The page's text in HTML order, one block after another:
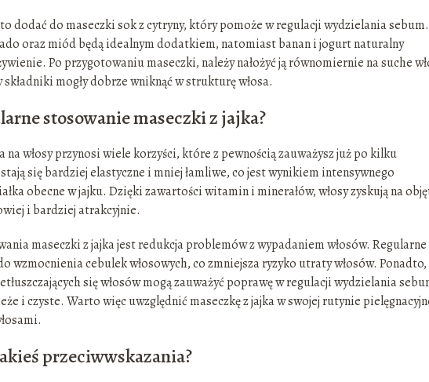
dodać do maseczki sok z cytryny, który pomoże w regulacji wydzielania
oraz miód będą idealnym dodatkiem, natomiast banan i jogurt naturalny
Po przygotowaniu maseczki, należy nałożyć ją równomiernie na suche
mogły dobrze wniknąć w strukturę włosa.
stosowanie maseczki z jajka?
włosy przynosi wiele korzyści, które z pewnością zauważysz już po kilku
się bardziej elastyczne i mniej łamliwe, co jest wynikiem intensywnego
obecne w jajku. Dzięki zawartości witamin i minerałów, włosy zyskują na
i bardziej atrakcyjnie.
maseczki z jajka jest redukcja problemów z wypadaniem włosów. Regularne
wzmocnienia cebulek włosowych, co zmniejsza ryzyko utraty włosów. Ponadto,
się włosów mogą zauważyć poprawę w regulacji wydzielania
i czyste. Warto więc uwzględnić maseczkę z jajka w swojej rutynie
przeciwwskazania?